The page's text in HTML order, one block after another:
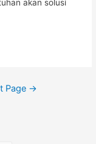
akan solusi
Page →